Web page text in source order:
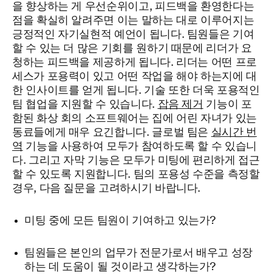
을 향상하는 게 우선순위이고, 피드백을 환영한다는
점을 확실히 알려주면 이는 말하는 대로 이루어지는
긍정적인 자기실현적 예언이 됩니다. 팀원들은 기여
할 수 있는 더 많은 기회를 원하기 때문에 리더가 요
청하는 피드백을 제공하게 됩니다. 리더는 어떤 프로
세스가 포용력이 있고 어떤 작업을 해야 하는지에 대
한 인사이트를 얻게 됩니다. 기술 또한 더욱 포용적인
팀 협업을 지원할 수 있습니다. 잡음 제거 기능이 포
함된 화상 회의 소프트웨어는 집에 어린 자녀가 있는
동료들에게 매우 요긴합니다. 글로벌 팀은 실시간 번
역 기능을 사용하여 모두가 참여하도록 할 수 있습니
다. 그리고 자막 기능은 모두가 미팅에 편리하게 접근
할 수 있도록 지원합니다. 팀의 포용성 수준을 측정할
경우, 다음 질문을 고려하시기 바랍니다.
미팅 중에 모든 팀원이 기여하고 있는가?
팀원들은 본인의 업무가 전문가로서 배우고 성장
하는 데 도움이 될 것이라고 생각하는가?